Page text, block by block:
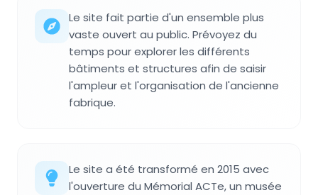
Le site fait partie d'un ensemble plus
vaste ouvert au public. Prévoyez du
temps pour explorer les différents
bâtiments et structures afin de saisir
l'ampleur et l'organisation de l'ancienne
fabrique.
Le site a été transformé en 2015 avec
l'ouverture du Mémorial ACTe, un musée